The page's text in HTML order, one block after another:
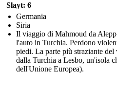
Slayt: 6
Germania
Siria
Il viaggio di Mahmoud da
l'auto in Turchia. Perdono
piedi. La parte più straziante
dalla Turchia a Lesbo, un'isola
dell'Unione Europea).